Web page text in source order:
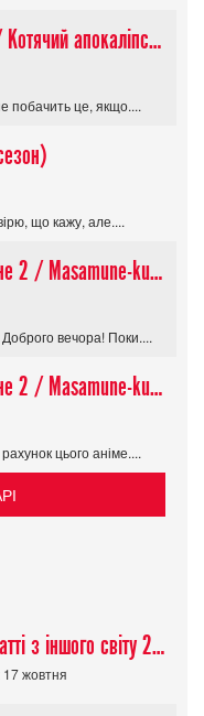
"Котячий Загін" / Котячий апокаліпсис / Cat Shit One
побачить це, якщо....
що кажу, але....
Помста Масамуне 2 / Masamune-kun no Revenge R
вечора! Поки....
Помста Масамуне 2 / Masamune-kun no Revenge R
цього аніме....
Кулінарія на багатті з іншого світу 2 сезон/ Tondemo Skill de Isekai Hourou
жовтня